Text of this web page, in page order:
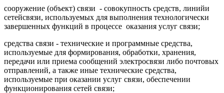
сооружение (объект) связи - совокупность средств, линийи
сетейсвязи, используемых для выполнения технологически
завершенных функций в процессе оказания услуг связи;
средства связи - технические и программные средства,
используемые для формирования, обработки, хранения,
передачи или приема сообщений электросвязи либо почтовых
отправлений, а также иные технические средства,
используемые при оказании услуг связи, обеспечении
функционирования сетей связи;